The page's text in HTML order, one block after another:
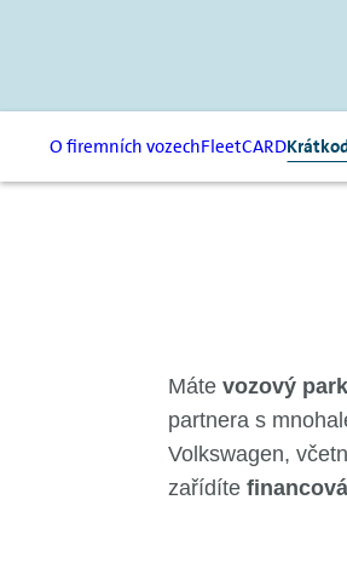
O firemních vozechFleetCARD
Máte vozový park
partnera s
Volkswagen,
zařídíte